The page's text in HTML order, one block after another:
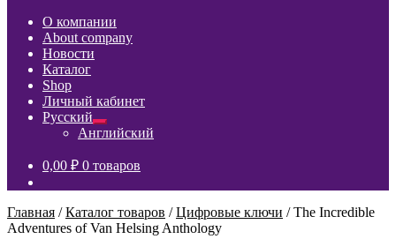
О компании
About company
Новости
Каталог
Shop
Личный кабинет
Русский
Развернутое
вложенное
Английский
0,00 ₽ 0 товаров
Главная /Каталог товаров /Цифровые ключи /The Incredible
Adventures of Van Helsing Anthology